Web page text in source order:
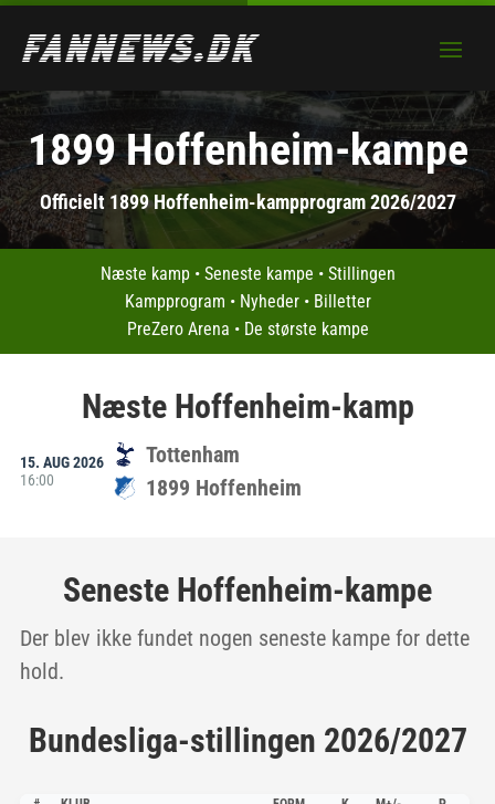
1899 Hoffenheim-kampe
Officielt 1899 Hoffenheim-kampprogram 2026/2027
Næste kamp• Seneste kampe • Stillingen
Kampprogram • Nyheder• Billetter
PreZero Arena • De største kampe
Næste Hoffenheim-kamp
15. AUG 2026
16:00
Tottenham
1899 Hoffenheim
Seneste Hoffenheim-kampe
Der blev ikke fundet nogen seneste kampe for dette
hold.
Bundesliga-stillingen 2026/2027